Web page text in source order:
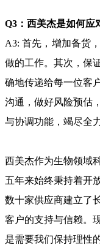
Q3 ：西美杰是如何应
A3:首先，增加备货
做的工作。其次，保
确地传递给每一位客
沟通，做好风险预估
与协调功能，竭尽全
西美杰作为生物领域
五年来始终秉持着开
数十家供应商建立了
客户的支持与信赖。
是需要我们保持理性